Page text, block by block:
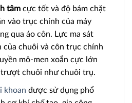
tâmcực tốt và độ bám chặt
vào trục chính của máy
qua áo côn. Lực ma sát
của chuôi và côn trục chính
mô-men xoắn cực lớn
trượt chuôi như chuôi trụ.
khoan được sử dụng phổ